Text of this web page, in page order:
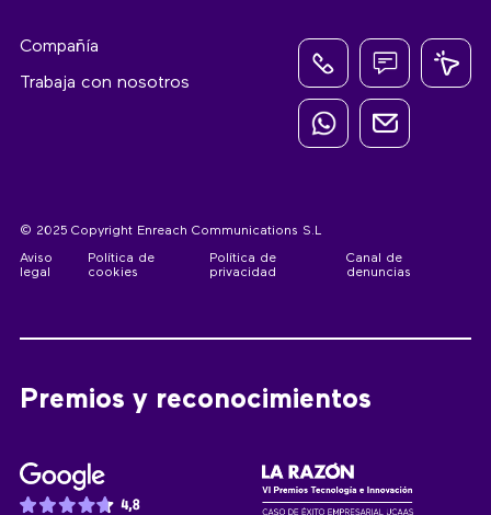
Compañía
Trabaja con nosotros
© 2025 Copyright Enreach Communications S.L
Aviso
legal
Política de
cookies
Política de
privacidad
Canal de
denuncias
Premios y reconocimientos